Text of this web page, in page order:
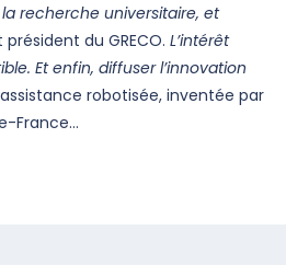
recherche universitaire, et
du GRECO.L’intérêt
Et enfin, diffuser l’innovation
robotisée, inventée par
France…